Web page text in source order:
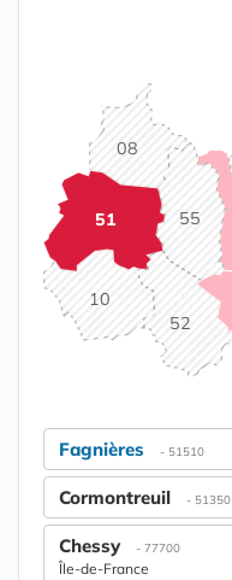
08
10
51
52
55
Fagnières - 51510
Cormontreuil - 51350
Chessy - 77700
Île-de-France